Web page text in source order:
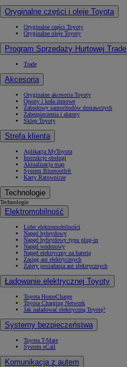
Oryginalne części i oleje Toyota
Oryginalne części Toyoty
Oryginalne oleje Toyoty
Program Sprzedaży Hurtowej Trade
Trade
Akcesoria
Oryginalne akcesoria Toyoty
Opony i koła zimowe
Zabudowy samochodów dostawczych
Zabezpieczenia i alarmy
Sklep Toyoty
Strefa klienta
Aplikacja MyToyota
Instrukcje obsługi
Aktualizacja map
System Bluetooth®
Karty Ratownicze
Technologie
Technologie
Elektromobilność
Lider elektromobilności
Napęd hybrydowy
Napęd hybrydowy typu plug-in
Napęd wodorowy
Napęd elektryczny na baterię
Zasięg aut elektrycznych
Zalety posiadania aut elektrycznych
Ładowanie elektrycznej Toyoty
Toyota HomeCharge
Toyota Charging Network
Jak naładować elektryczną Toyotę?
Systemy bezpieczeństwa
Toyota T-Mate
System eCall
Komunikacja z autem